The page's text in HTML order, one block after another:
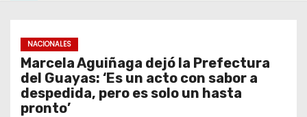
NACIONALES
Marcela Aguiñaga dejó la Prefectura
del Guayas: ‘Es un acto con sabor a
despedida, pero es solo un hasta
pronto’